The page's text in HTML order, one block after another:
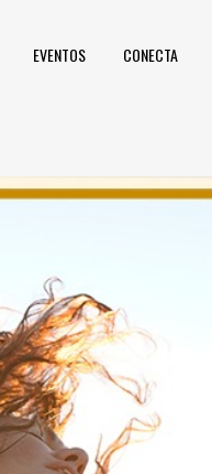
EVENTOS CONECTA